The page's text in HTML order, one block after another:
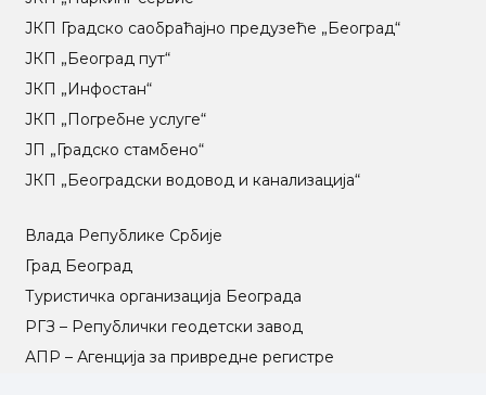
ЈКП Градско саобраћајно предузеће „Београд“
ЈКП „Београд пут“
ЈКП „Инфостан“
ЈКП „Погребне услуге“
ЈП „Градско стамбено“
ЈКП „Београдски водовод и канализација“
Влада Републике Србије
Град Београд
Туристичка организација Београда
РГЗ – Републички геодетски завод
АПР – Агенција за привредне регистре